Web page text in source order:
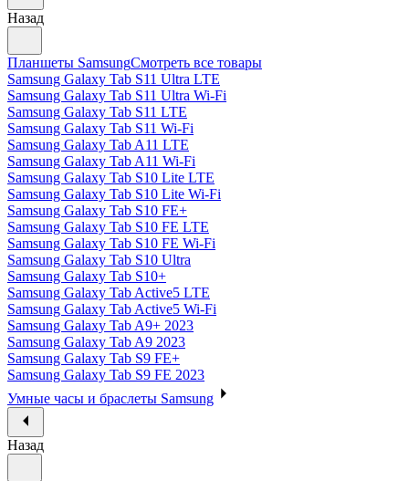
Назад
Планшеты SamsungСмотреть все товары
Samsung Galaxy Tab S11 Ultra LTE
Samsung Galaxy Tab S11 Ultra Wi-Fi
Samsung Galaxy Tab S11 LTE
Samsung Galaxy Tab S11 Wi-Fi
Samsung Galaxy Tab A11 LTE
Samsung Galaxy Tab A11 Wi-Fi
Samsung Galaxy Tab S10 Lite LTE
Samsung Galaxy Tab S10 Lite Wi-Fi
Samsung Galaxy Tab S10 FE+
Samsung Galaxy Tab S10 FE LTE
Samsung Galaxy Tab S10 FE Wi-Fi
Samsung Galaxy Tab S10 Ultra
Samsung Galaxy Tab S10+
Samsung Galaxy Tab Active5 LTE
Samsung Galaxy Tab Active5 Wi-Fi
Samsung Galaxy Tab A9+ 2023
Samsung Galaxy Tab A9 2023
Samsung Galaxy Tab S9 FE+
Samsung Galaxy Tab S9 FE 2023
Умные часы и браслеты Samsung
Назад